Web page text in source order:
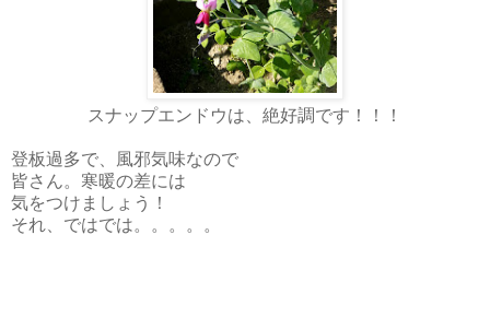
スナップエンドウは、絶好調です！！！
登板過多で、風邪気味なので
皆さん。寒暖の差には
気をつけましょう！
それ、ではでは。。。。。